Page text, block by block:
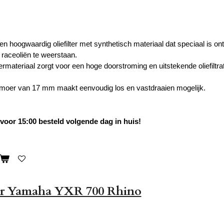
hoogwaardig oliefilter met synthetisch materiaal dat speciaal is
te weerstaan.
zorgt voor een hoge doorstroming en uitstekende
van 17 mm maakt eenvoudig los en vastdraaien mogelijk.
15:00 besteld volgende dag in huis!
Yamaha YXR 700 Rhino